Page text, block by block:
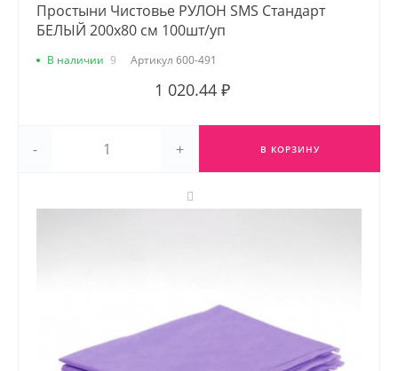
Простыни Чистовье РУЛОН SMS Стандарт
БЕЛЫЙ 200х80 см 100шт/уп
В наличии 9 Артикул 600-491
1 020.44 ₽
- + В КОРЗИНУ